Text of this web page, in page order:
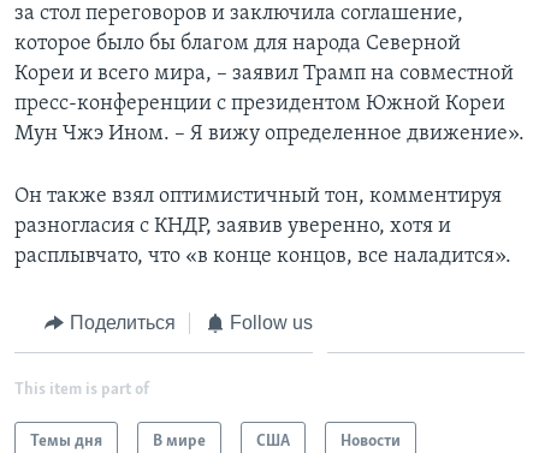
за стол переговоров и заключила соглашение,
которое было бы благом для народа Северной
Кореи и всего мира, – заявил Трамп на совместной
пресс-конференции с президентом Южной Кореи
Мун Чжэ Ином. – Я вижу определенное движение».
Он также взял оптимистичный тон, комментируя
разногласия с КНДР, заявив уверенно, хотя и
расплывчато, что «в конце концов, все наладится».
Поделиться Follow us
This item is part of
Темы дня В мире США Новости